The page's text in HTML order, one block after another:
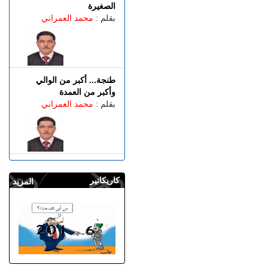
الصغيرة
بقلم : محمد العمراني
طنجة... أكبر من الوالي
وأكبر من العمدة
بقلم : محمد العمراني
المزيد كاريكاتير